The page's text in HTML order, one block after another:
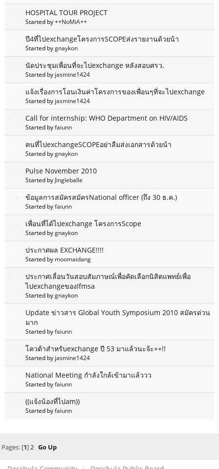
HOSPITAL TOUR PROJECT
Started by++NoMiA++
ปี4ที่ไปexchangeโครงการSCOPEส่งรายงานด้วยน้า
Started bygnaykon
นัดประชุมเพื่อนที่จะไปexchange หลังสอบศรว.
Started by jasmine1424
แจ้งเรื่องการโอนเงินค่าโครงการของเพื่อนๆที่จะไปexchange
Started by jasmine1424
Call for internship: WHO Department on HIV/AIDS
Started byfaiunn
คนที่ไปexchangeSCOPEอย่าลืมส่งเอกสารด้วยน้า
Started bygnaykon
Pulse November 2010
Started by Jingleballe
ข้อมูลการสมัครสมัครNational officer (ถึง 30 ธ.ค.)
Started byfaiunn
เพื่อนที่ได้ไปexchange โครงการScope
Started bygnaykon
ประกาศผล EXCHANGE!!!!
Started by moomaidang
ประกาศเลื่อนวันสอบสัมภาษณ์เพื่อคัดเลือกนิสิตแพทย์เพื่อ
ไปexchangeของIfmsa
Started bygnaykon
Update ข่าวสาร Global Youth Symposium 2010 สมัครด่วน
มาก
Started byfaiunn
โควต้าสำหรับexchange ปี 53 มาแล้วนะจ้ะ++!!
Started by jasmine1424
National Meeting กำลังใกล้เข้ามาแล้ววว
Started byfaiunn
((แจ้งน้องที่ไปam))
Started byfaiunn
Pages: [1]2 Go Up